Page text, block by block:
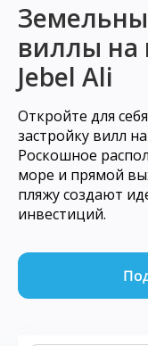
виллы на
Jebel Ali
Откройте для
застройку вилл
Роскошное
море и прямой
пляжу создают
инвестиций.